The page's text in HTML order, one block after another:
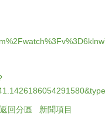
返回分區
新聞項目